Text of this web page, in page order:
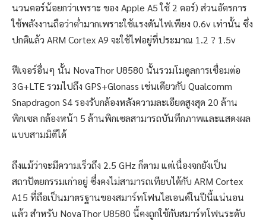
นวนคอร์น้อยกว่าเพราะ ของ Apple A5 ใช้ 2 คอร์) ส่วนอัตรการ
ใช้พลังงานถือว่าต่ำมากเพราะใช้แรงดันไฟเพียง 0.6v เท่านั้น ซึ่ง
ปกติแล้ว ARM Cortex A9 จะใช้ไฟอยู่ที่ประมาณ 1.2 ? 1.5v
ฟีเจอร์อื่นๆ นั้น NovaThor U8580 นั้นรวมโมดูลการเชื่อมต่อ
3G+LTE รวมไปถึง GPS+Glonass เช่นเดียวกับ Qualcomm
Snapdragon S4 รองรับกล้องหลังความละเอียดสูงสุด 20 ล้าน
พิกเซล กล้องหน้า 5 ล้านพิกเซลสามารถบันทึกภาพและแสดงผล
แบบสามมิติได้
ถึงแม้ว่าจะมีความเร็วถึง 2.5 GHz ก็ตาม แต่เนื่องจกยังเป็น
สถาปัตยกรรมเก่าอยู่ ซึ่งคงไม่สามารถเทียบได้กับ ARM Cortex
A15 ที่ถือเป็นมาตรฐานของสมาร์ทโฟนไฮเอนด์ในปีนี้แน่นอน
แล้ว สำหรับ NovaThor U8580 นี้คงถูกใช้กับสมาร์ทโฟนระดับ